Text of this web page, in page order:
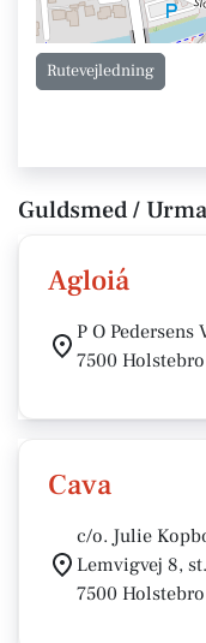
Rutevejledning
Guldsmed /
Agloiá
P O Pedersens
7500 Holstebro
Cava
c/o. Julie
Lemvigvej 8,
7500 Holstebro